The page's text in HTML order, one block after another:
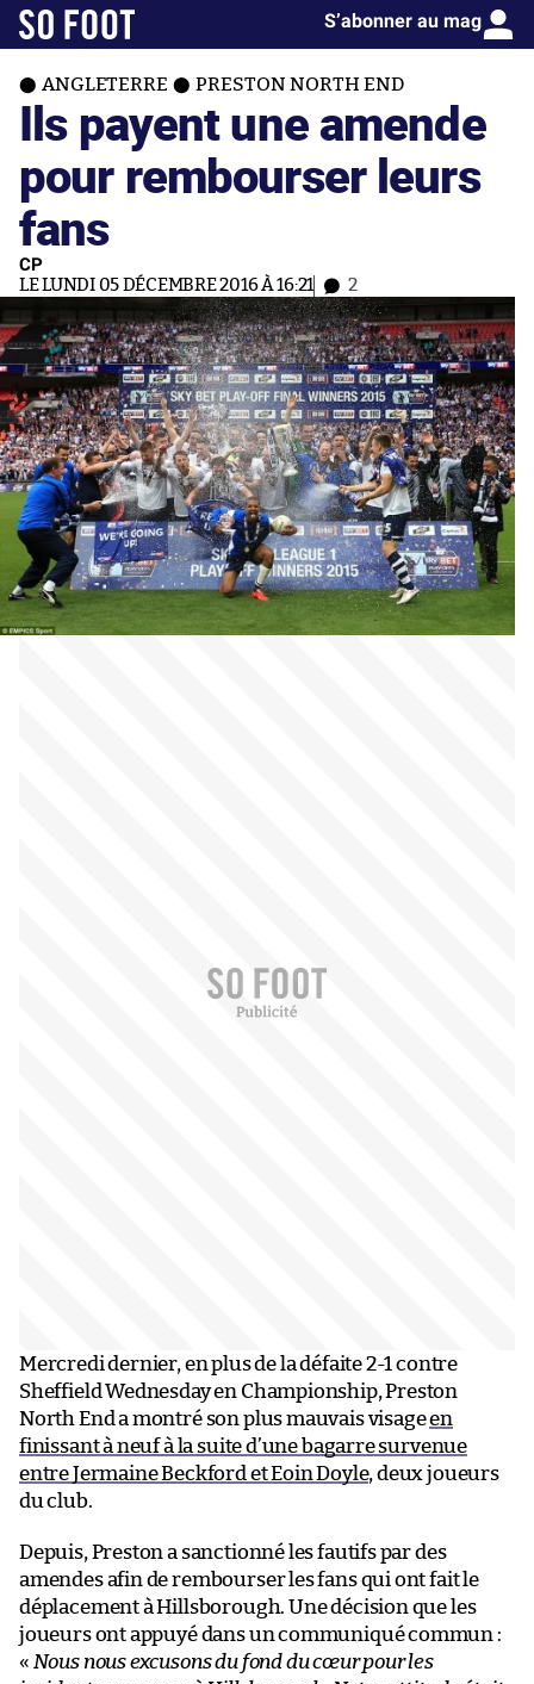
S’abonner au mag
ANGLETERRE PRESTON NORTH END
Ils payent une amende
pour rembourser leurs
fans
CP
LE LUNDI 05 DÉCEMBRE 2016 À 16:21 2
Mercredi dernier, en plus de la défaite 2-1 contre
Sheffield Wednesday en Championship, Preston
North End a montré son plus mauvais visageen
finissant à neuf à la suite d’une bagarre survenue
entre Jermaine Beckford et Eoin Doyle, deux joueurs
du club.
Depuis, Preston a sanctionné les fautifs par des
amendes afin de rembourser les fans qui ont fait le
déplacement à Hillsborough. Une décision que les
joueurs ont appuyé dans un communiqué commun :
« Nous nous excusons du fond du cœur pour les